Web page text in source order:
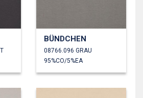
BÜNDCHEN
08766.096 GRAU
95%CO/5%EA